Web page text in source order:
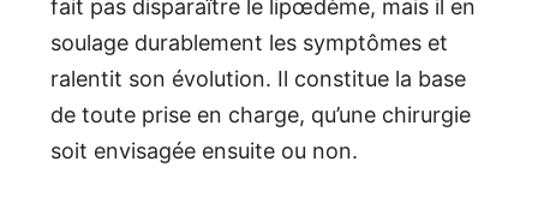
fait pas disparaître le lipœdème, mais il en
soulage durablement les symptômes et
ralentit son évolution. Il constitue la base
de toute prise en charge, qu’une chirurgie
soit envisagée ensuite ou non.